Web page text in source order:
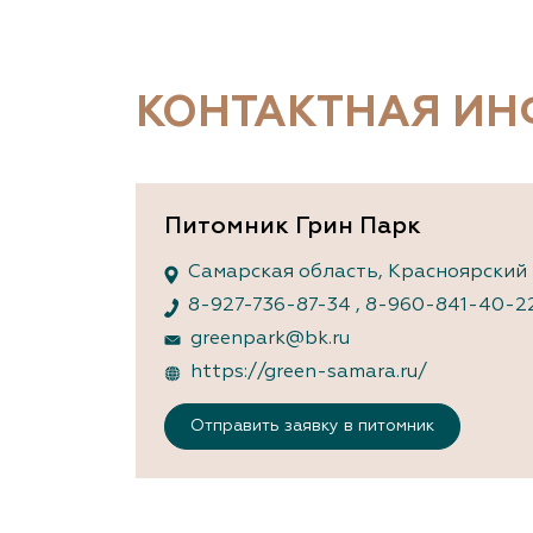
КОНТАКТНАЯ
Питомник Грин Парк
Самарская область,
8-927-736-87-34 , 8-960-841-40-
greenpark@bk.ru
https://green-samara.ru/
Отправить заявку в питомник